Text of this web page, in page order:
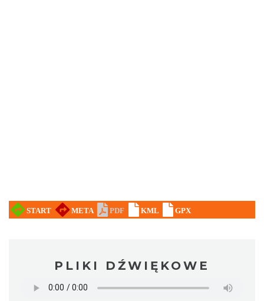
PLIKI DŹWIĘKOWE